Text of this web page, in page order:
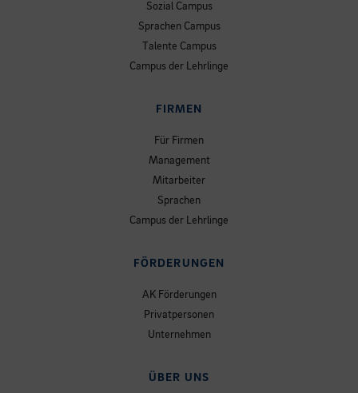
Sozial Campus
Sprachen Campus
Talente Campus
Campus der Lehrlinge
FIRMEN
Für Firmen
Management
Mitarbeiter
Sprachen
Campus der Lehrlinge
FÖRDERUNGEN
AK Förderungen
Privatpersonen
Unternehmen
ÜBER UNS